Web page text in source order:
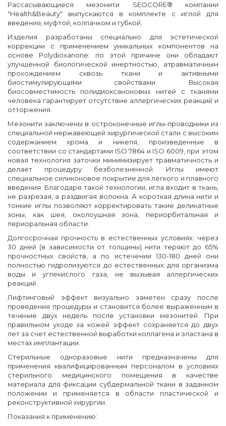
Рассасывающиеся мезонити SEOCORE® компании
"Health&Beauty" выпускаются в комплекте с иглой для
введения, муфтой, колпачком и губкой.
Изделия разработаны специально для эстетической
коррекции с применением уникальных компонентов на
основе Polydioxanone: по этой причине они обладают
улучшенной биологической инертностью, атравматичным
прохождением сквозь ткани и активными
биостимулирующими свойствами. Высокая
биосовместимость полидиоксаноновых нитей с тканями
человека гарантирует отсутствие аллергических реакций и
отторжения.
Мезонити заключены в остроконечные иглы-проводники из
специальной нержавеющей хирургической стали с высоким
содержанием хрома и никеля, произведенные в
соответствии со стандартами ISO 7864 и ISO 6009, при этом
новая технология заточки минимизирует травматичность и
делает процедуру безболезненной. Иглы имеют
специальное силиконовое покрытие для лёгкого и плавного
введения. Благодаря такой технологии, игла входит в ткань,
не разрезая, а раздвигая волокна. А короткая длина нити и
тонкие иглы позволяют корректировать такие деликатные
зоны, как шея, околоушная зона, периорбитальная и
периоральная области.
Долгосрочная прочность в естественных условиях: через
30 дней (в зависимости от толщины) нити теряют до 65%
прочностных свойств, а по истечении 130-180 дней они
полностью гидролизуются до естественных для организма
воды и углекислого газа, не вызывая аллергических
реакций.
Лифтинговый эффект визуально заметен сразу после
проведения процедуры и становится более выраженным в
течение двух недель после установки мезонитей. При
правильном уходе за кожей эффект сохраняется до двух
лет за счет естественной выработки коллагена и эластана в
местах имплантации.
Стерильные одноразовые нити предназначены для
применения квалифицированным персоналом в условиях
стерильного медицинского помещения в качестве
материала для фиксации субдермальной ткани в заданном
положении и применяется в области пластической и
реконструктивной хирургии.
Показания к применению: